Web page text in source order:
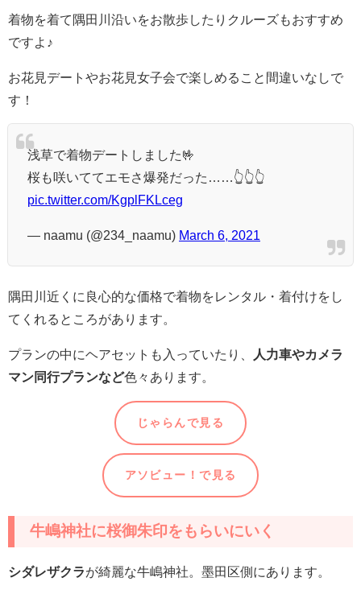
着物を着て隅田川沿いをお散歩したりクルーズもおすすめ
ですよ♪
お花見デートやお花見女子会で楽しめること間違いなしで
す！
浅草で着物デートしました🤟
桜も咲いててエモさ爆発だった……👆👆👆
pic.twitter.com/KgplFKLceg
— naamu (@234_naamu) March 6, 2021
隅田川近くに良心的な価格で着物をレンタル・着付けをし
てくれるところがあります。
プランの中にヘアセットも入っていたり、
人力車やカメラ
マン同行プランなど色々あります。
じゃらんで見る
アソビュー！で見る
牛嶋神社に桜御朱印をもらいにいく
シダレザクラが綺麗な牛嶋神社。墨田区側にあります。